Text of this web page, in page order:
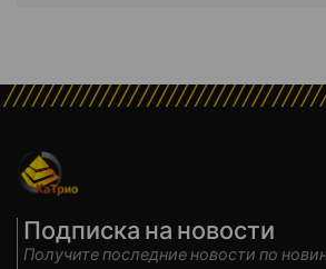
Подписка на новости
Получите последние новости по